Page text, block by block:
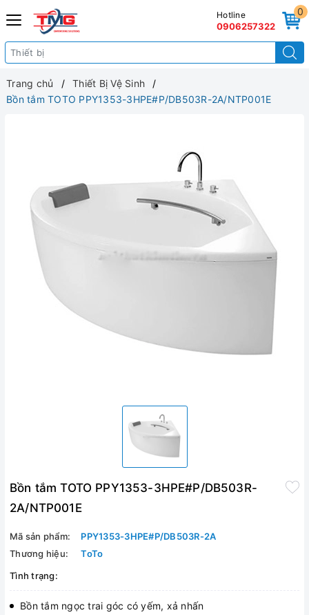
0
Hotline
0906257322
Trang chủ
Thiết Bị Vệ Sinh
Bồn tắm TOTO PPY1353-3HPE#P/DB503R-2A/NTP001E
Bồn tắm TOTO PPY1353-3HPE#P/DB503R-
2A/NTP001E
Mã sản phẩm:
PPY1353-3HPE#P/DB503R-2A
Thương hiệu:
ToTo
Tình trạng:
Bồn tắm ngọc trai góc có yếm, xả nhấn